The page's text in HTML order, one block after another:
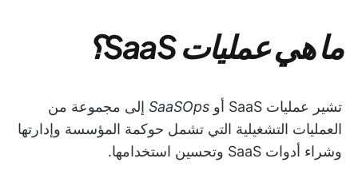
ما هي عمليات SaaS؟
تشير عمليات SaaS أو SaaSOps إلى مجموعة من
العمليات التشغيلية التي تشمل حوكمة المؤسسة وإدارتها
وشراء أدوات SaaS وتحسين استخدامها.